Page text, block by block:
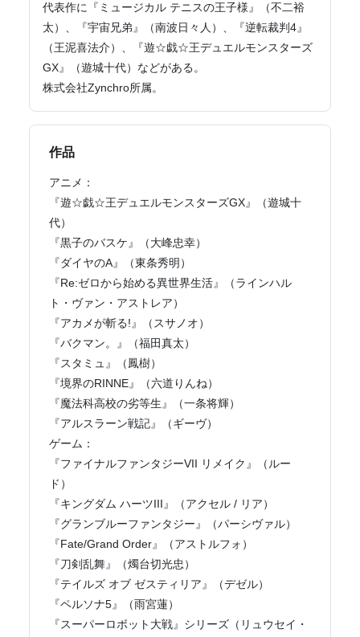
代表作に『ミュージカル テニスの王子様』（不二裕
太）、『宇宙兄弟』（南波日々人）、『逆転裁判4』
（王泥喜法介）、『遊☆戯☆王デュエルモンスターズ
GX』（遊城十代）などがある。
株式会社Zynchro所属。
作品
アニメ：
『遊☆戯☆王デュエルモンスターズGX』（遊城十
代）
『黒子のバスケ』（大峰忠幸）
『ダイヤのA』（東条秀明）
『Re:ゼロから始める異世界生活』（ラインハル
ト・ヴァン・アストレア）
『アカメが斬る!』（スサノオ）
『バクマン。』（福田真太）
『スタミュ』（鳳樹）
『境界のRINNE』（六道りんね）
『魔法科高校の劣等生』（一条将輝）
『アルスラーン戦記』（ギーヴ）
ゲーム：
『ファイナルファンタジーVII リメイク』（ルー
ド）
『キングダム ハーツIII』（アクセル / リア）
『グランブルーファンタジー』（パーシヴァル）
『Fate/Grand Order』（アストルフォ）
『刀剣乱舞』（燭台切光忠）
『テイルズ オブ ゼスティリア』（デゼル）
『ペルソナ5』（雨宮蓮）
『スーパーロボット大戦』シリーズ（リュウセイ・